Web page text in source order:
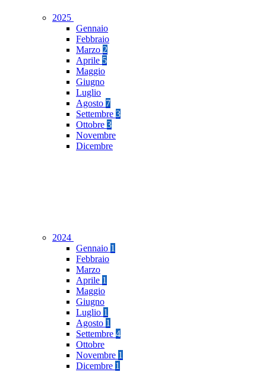
2025
Gennaio
Febbraio
Marzo 2
Aprile 5
Maggio
Giugno
Luglio
Agosto 7
Settembre 3
Ottobre 3
Novembre
Dicembre
2024
Gennaio 1
Febbraio
Marzo
Aprile 1
Maggio
Giugno
Luglio 1
Agosto 1
Settembre 4
Ottobre
Novembre 1
Dicembre 1